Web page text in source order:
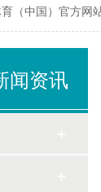
（中国）官方网
闻资讯